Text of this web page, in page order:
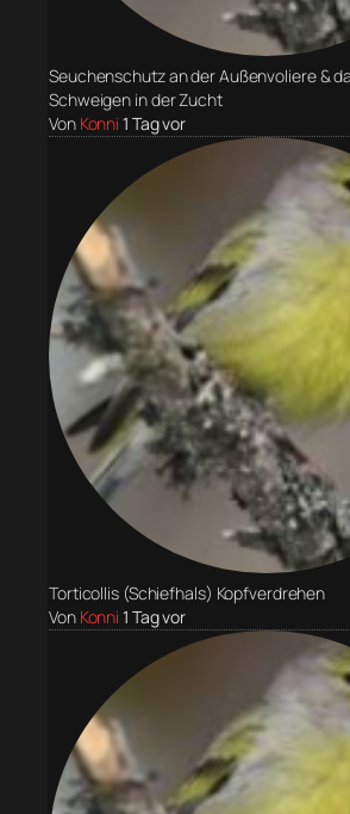
Seuchenschutz an der Außenvoliere &
Schweigen in der Zucht
Von Konni 1 Tag vor
Torticollis (Schiefhals) Kopfverdrehen
Von Konni 1 Tag vor